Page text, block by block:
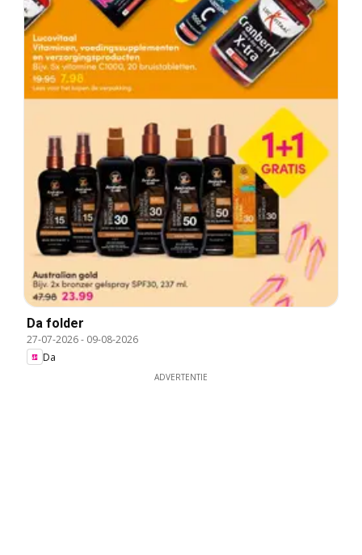
Da folder
27-07-2026- 09-08-2026
Da
ADVERTENTIE